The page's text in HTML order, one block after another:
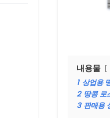
내용물
1 상업용
2 땅콩 로
3 판매용